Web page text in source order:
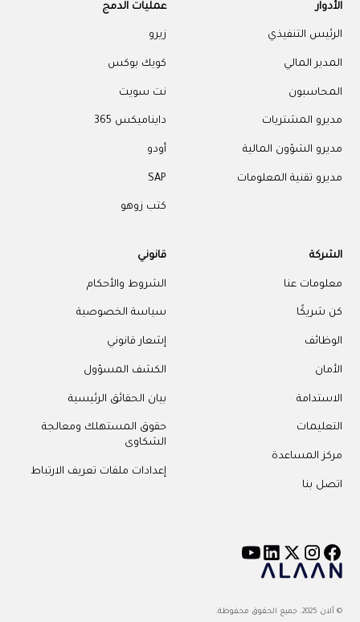
الأدوار
الرئيس التنفيذي
المدير المالي
المحاسبون
مديرو المشتريات
مديرو الشؤون المالية
مديرو تقنية المعلومات
عمليات الدمج
زيرو
كويك بوكس
نت سويت
دايناميكس 365
أودو
SAP
كتب زوهو
الشركة
معلومات عنا
كن شريكًا
الوظائف
الأمان
الاستدامة
التعليمات
مركز المساعدة
اتصل بنا
قانوني
الشروط والأحكام
سياسة الخصوصية
إشعار قانوني
الكشف المسؤول
بيان الحقائق الرئيسية
حقوق المستهلك ومعالجة
الشكاوى
إعدادات ملفات تعريف الارتباط
© ألان 2025. جميع الحقوق محفوظة.